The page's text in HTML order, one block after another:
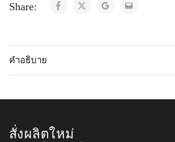
Share:
คำอธิบาย
สั่งผลิตใหม่